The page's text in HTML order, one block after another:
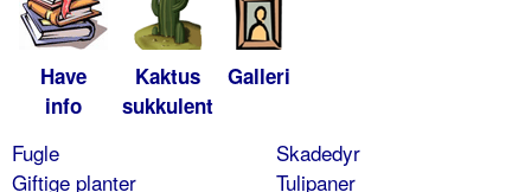
Have
info
Kaktus
sukkulent
Galleri
Fugle
Giftige planter
Skadedyr
Tulipaner